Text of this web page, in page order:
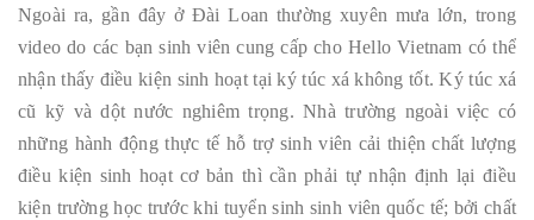
Ngoài ra, gần đây ở Đài Loan thường xuyên mưa lớn, trong
video do các bạn sinh viên cung cấp cho Hello Vietnam có thể
nhận thấy điều kiện sinh hoạt tại ký túc xá không tốt. Ký túc xá
cũ kỹ và dột nước nghiêm trọng. Nhà trường ngoài việc có
những hành động thực tế hỗ trợ sinh viên cải thiện chất lượng
điều kiện sinh hoạt cơ bản thì cần phải tự nhận định lại điều
kiện trường học trước khi tuyển sinh sinh viên quốc tế; bởi chất